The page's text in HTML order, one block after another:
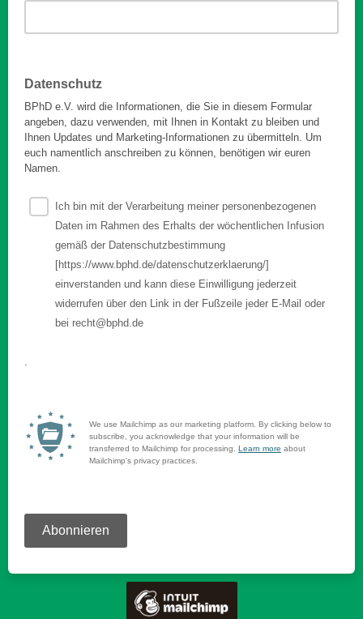
Datenschutz
BPhD e.V. wird die Informationen, die Sie in diesem Formular
angeben, dazu verwenden, mit Ihnen in Kontakt zu bleiben und
Ihnen Updates und Marketing-Informationen zu übermitteln. Um
euch namentlich anschreiben zu können, benötigen wir euren
Namen.
Ich bin mit der Verarbeitung meiner personenbezogenen
Daten im Rahmen des Erhalts der wöchentlichen Infusion
gemäß der Datenschutzbestimmung
[https://www.bphd.de/datenschutzerklaerung/]
einverstanden und kann diese Einwilligung jederzeit
widerrufen über den Link in der Fußzeile jeder E-Mail oder
bei recht@bphd.de
.
We use Mailchimp as our marketing platform. By clicking below to
subscribe, you acknowledge that your information will be
transferred to Mailchimp for processing. Learn more about
Mailchimp's privacy practices.